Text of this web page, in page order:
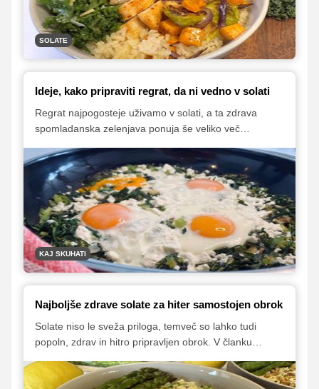
jedilnik.
SOLATE
Ideje, kako pripraviti regrat, da ni vedno v solati
Regrat najpogosteje uživamo v solati, a ta zdrava
spomladanska zelenjava ponuja še veliko več
regrat uporabiti v toplih jedeh, juhah, omakah ali
zdravih namazih, da popestrimo pomladni jedilnik in
izkoristimo vse njegove hranilne prednosti. Dodali smo
tudi nekaj idej za uporabo živo rumenih cvetov.
KAJ SKUHATI
Najboljše zdrave solate za hiter samostojen obrok
Solate niso le sveža priloga, temveč so lahko tudi
popoln, zdrav in hitro pripravljen obrok. V članku
bodo nasitne in polnovredne.